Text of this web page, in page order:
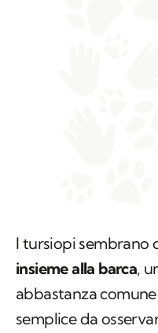
I tursiopi sembrano
insieme alla barca,
abbastanza
semplice da